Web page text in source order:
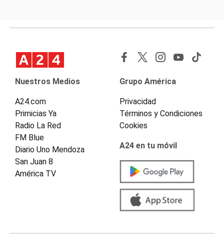
Nuestros Medios
A24.com
Primicias Ya
Radio La Red
FM Blue
Diario Uno Mendoza
San Juan 8
América TV
Grupo América
Privacidad
Términos y Condiciones
Cookies
A24 en tu móvil